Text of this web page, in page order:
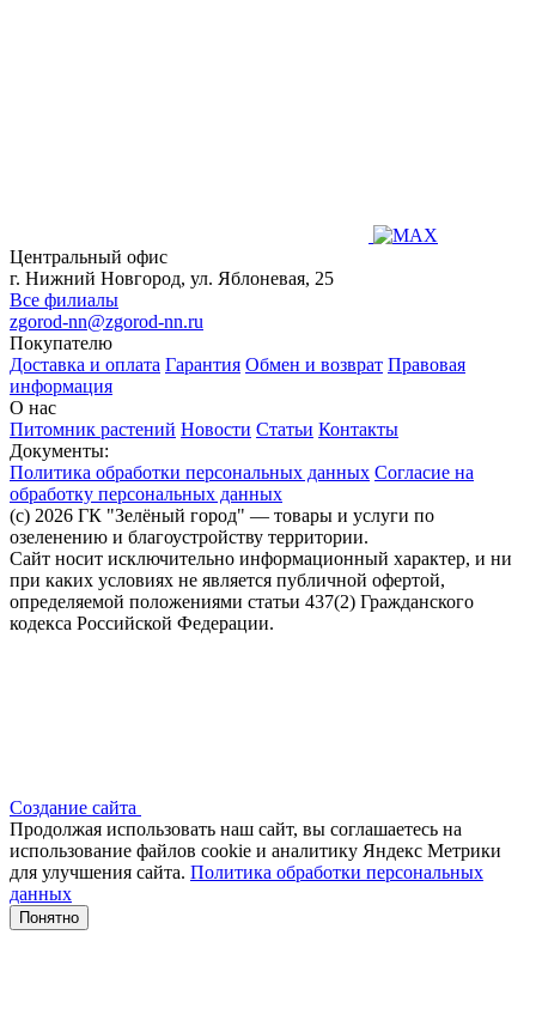
Центральный офис
г. Нижний Новгород, ул. Яблоневая, 25
Все филиалы
zgorod-nn@zgorod-nn.ru
Покупателю
Доставка и оплата Гарантия Обмен и возврат Правовая
информация
О нас
Питомник растений Новости Статьи Контакты
Документы:
Политика обработки персональных данных Согласие на
обработку персональных данных
(c) 2026 ГК "Зелёный город" — товары и услуги по
озеленению и благоустройству территории.
Сайт носит исключительно информационный характер, и ни
при каких условиях не является публичной офертой,
определяемой положениями статьи 437(2) Гражданского
кодекса Российской Федерации.
Создание сайта
Продолжая использовать наш сайт, вы соглашаетесь на
использование файлов сооkіе и аналитику Яндекс Метрики
для улучшения сайта. Политика обработки персональных
данных
Понятно